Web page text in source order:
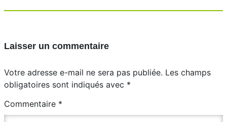
Laisser un commentaire
Votre adresse e-mail ne sera pas publiée. Les champs
obligatoires sont indiqués avec *
Commentaire *